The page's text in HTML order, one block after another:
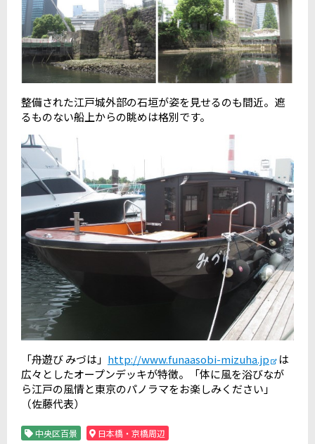
整備された江戸城外部の石垣が姿を見せるのも間近。遮
るものない船上からの眺めは格別です。
「舟遊び みづは」 http://www.funaasobi-mizuha.jp は
広々としたオープンデッキが特徴。「体に風を浴びなが
ら江戸の風情と東京のパノラマをお楽しみください」
（佐藤代表）
中央区百景 日本橋・京橋周辺